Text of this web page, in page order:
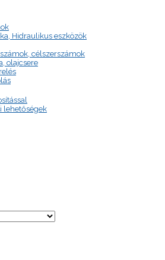
Hidraulikus eszközök
célszerszámok
olajcsere
lehetőségek